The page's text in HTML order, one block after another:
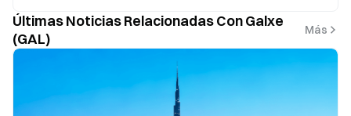
Últimas Noticias Relacionadas Con Galxe
(GAL)
Más